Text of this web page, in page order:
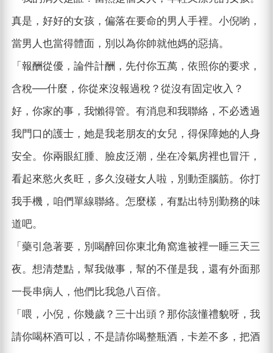
真是，好好的女孩，偏落在要命的男人手裡。小倪喲，
當男人也當得體面，別以為你帥就他媽的惡搞。
「報酬從優，論件計酬，先付你五萬，依照你的要求，
含稅──什麼，你從來沒報過稅？從沒有固定收入？
好，你家的事，我懶得管。有消息和我聯絡，不必透過
我門口的護士，她是我老朋友的女兒，得保障她的人身
安全。你兩眼紅腫、臉皮泛潮，坐在冷氣房裡也冒汗，
看起來慾火炙旺，多久沒碰女人啦，別動歪腦筋。你打
我手機，咱們單線聯絡。怎麼樣，有點出特別勤務的味
道吧。
「藥引急著要，別喝醉回你東北角窩進被裡一睡三天三
夜。想清楚點，幫我做事，幫的不僅是我，還有外面那
一長串病人，他們比我急八百倍。
「喂，小倪，你幾歲？三十出頭？那你該懂禮貌呀，我
請你喝杯酒可以，不是請你喝整瓶酒，卡差不多，把酒